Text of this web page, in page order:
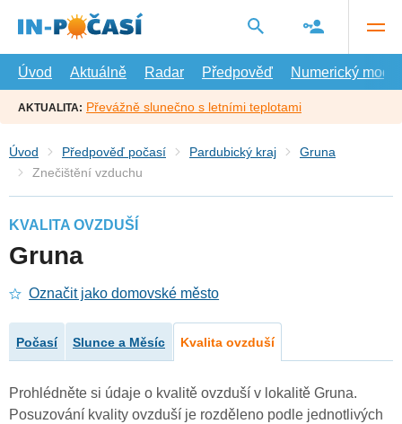
hlavní
Úvod
Aktuálně Radar Předpověď Numerický model
AKTUALITA: Převážně slunečno s letními teplotami
Úvod Předpověď počasí Pardubický kraj
Gruna
Znečištění vzduchu
KVALITA OVZDUŠÍ
Gruna
Označit jako domovské město
Počasí Slunce a Měsíc Kvalita ovzduší
Prohlédněte si údaje o kvalitě ovzduší v lokalitě Gruna.
Posuzování kvality ovzduší je rozděleno podle jednotlivých